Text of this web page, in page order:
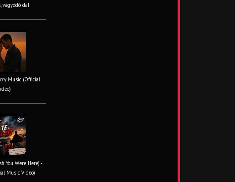
vágyódó dal
Music (Official
You Were Here) -
Music Video)